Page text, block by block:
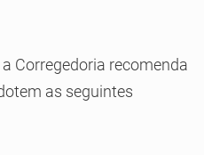
Corregedoria recomenda
as seguintes